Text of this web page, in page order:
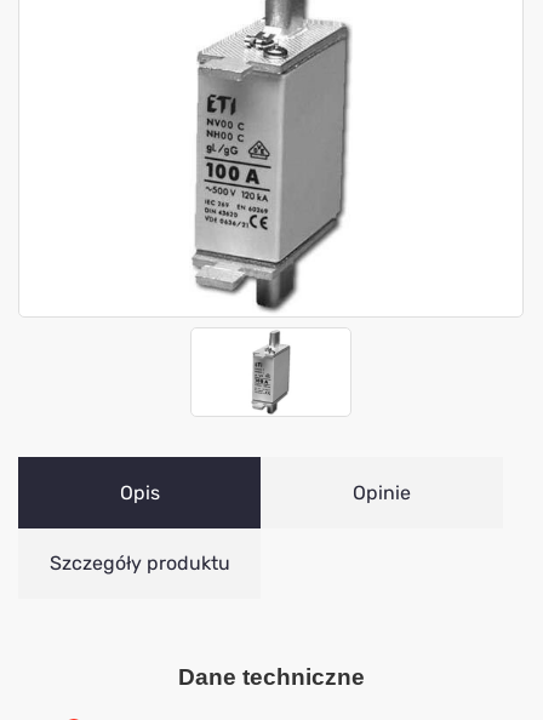
Opis Opinie
Szczegóły produktu
Dane techniczne